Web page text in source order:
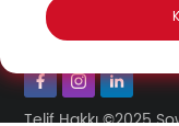
Telif Hakkı ©2025